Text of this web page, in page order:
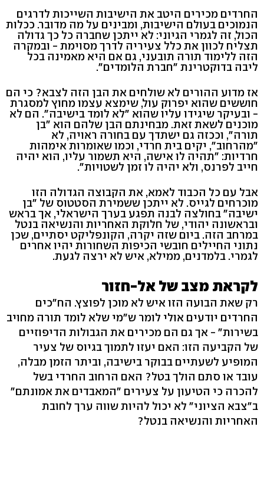
החרדים מכירים היטב את הישיבות השייכות לדרגים
הנמוכים בעולם הישיבות, ומבינים על מה מדובר. ככלות
הכול, זה לגמרי הגיוני: לא ייתכן שחברה כל כך גדולה
תצליח לכוון את כלל צעיריה לדרך מסוימת - ובמקרה
הזה ללימוד תורה תובעני, גם אם היא מאמינה בכל
ליבה בדוקטרינת "חברת הלומדים".
אז מדוע ההורים לא שולחים את הבן הזה לצבא? כי הם
חוששים שהוא יפרוק עול, שימצא עצמו מחוץ למסגרת
- ובעיקר שיגידו עליו שהוא "לא לומד בישיבה". הם לא
מוכנים לשאת זאת. מבחינתם הבן שלהם הוא "בן
תורה", וככזה גם ישתדך עם בחורה ראויה, לא
"מהרחוב", יקים בית חרדי, וכמו שאומרות אימהות
חרדיות: "תהיה לו אישה, היא תשמור עליו, הוא יהיה
חייב לפרנס, ולא יהיה לו זמן לשטויות".
אבל עם כל הכבוד לאמא, את הקבוצה הגדולה הזו
מוכרחים לגייס. לא ייתכן ששמירת הסטטוס של "בן
ישיבה" בחולצה לבנה תפגע בערך הישראלי, אך בראש
ובראשונה יהודי, של חלוקת האחריות והנשיאה בנטל
במרחב הזה. ביום שזה יקרה, הקונפליקט יסתיים, שכן
נתוני החיילים חובשי הכיפות השחורות יהיו אחרים
לגמרי. בלמדנים, ממילא, איש לא ירצה לגעת.
לקראת מצב של אל-חזור
רק שאת הבועה הזו איש לא מוכן לפוצץ. הח"כים
החרדים יודעים אולי לומר ש"מי שלא לומד תורה מחויב
בשירות" - אך גם הם מכירים את הגבולות הדיפוזיים
של הקביעה הזו: האם יעזו לתמוך בגיוס של צעיר
המופיע לשעתיים בבוקר בישיבה, וביתר הזמן מבלה,
עובד או סתם הולך בטל? האם הרחוב החרדי בשל
להכרה כי הטיעון על צעירים "המאבדים את אמונתם"
ב"צבא הציוני" לא יכול להיות שווה ערך לחובת
האחריות והנשיאה בנטל?